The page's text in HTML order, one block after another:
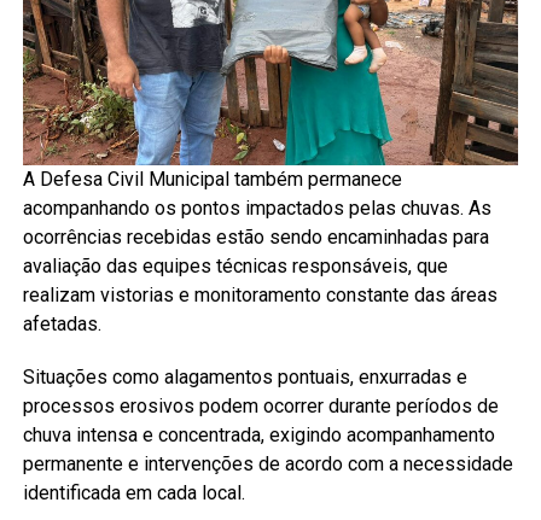
A Defesa Civil Municipal também permanece
acompanhando os pontos impactados pelas chuvas. As
ocorrências recebidas estão sendo encaminhadas para
avaliação das equipes técnicas responsáveis, que
realizam vistorias e monitoramento constante das áreas
afetadas.
Situações como alagamentos pontuais, enxurradas e
processos erosivos podem ocorrer durante períodos de
chuva intensa e concentrada, exigindo acompanhamento
permanente e intervenções de acordo com a necessidade
identificada em cada local.